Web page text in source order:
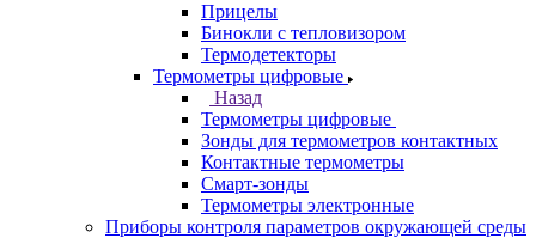
Прицелы
Бинокли с тепловизором
Термодетекторы
Термометры цифровые
Назад
Термометры цифровые
Зонды для термометров контактных
Контактные термометры
Смарт-зонды
Термометры электронные
Приборы контроля параметров окружающей среды